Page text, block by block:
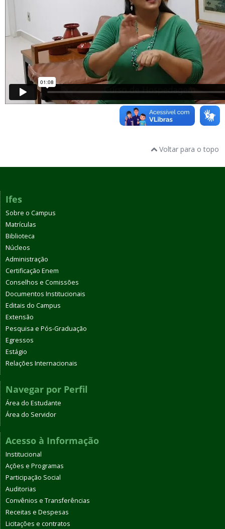
Voltar para o topo
Ifes
Sobre o Campus
Matrículas
Biblioteca
Núcleos
Administração
Certificação Enem
Conselhos e Comissões
Documentos Institucionais
Editais do Campus
Extensão
Pesquisa e Pós-Graduação
Egressos
Estágio
Relações Internacionais
Navegar por Perfil
Área do Estudante
Área do Servidor
Acesso à Informação
Institucional
Ações e Programas
Participação Social
Auditorias
Convênios e Transferências
Receitas e Despesas
Licitações e contratos